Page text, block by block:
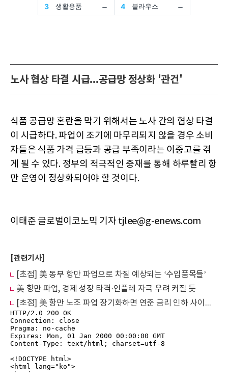
노사 협상 타결 시급...공급망 정상화 '관건'
식품 공급망 혼란을 막기 위해서는 노사 간의 협상 타결
이 시급하다. 파업이 조기에 마무리되지 않을 경우 소비
자들은 식품 가격 급등과 공급 부족이라는 이중고를 겪
게 될 수 있다. 정부의 적극적인 중재를 통해 하루빨리 항
만 운영이 정상화되어야 할 것이다.
이태준 글로벌이코노믹 기자 tjlee@g-enews.com
[관련기사]
[초점] 美 동부 항만 파업으로 차질 예상되는 ‘수입품목들’
美 항만 파업, 경제 성장 타격·인플레 자극 우려 커질 듯
[초점] 美 항만 노조 파업 장기화하면 연준 금리 인하 사이클 '스톱'